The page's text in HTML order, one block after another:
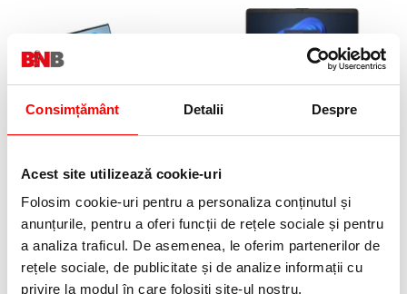
Consimțământ Detalii Despre
Acest site utilizează cookie-uri
Folosim cookie-uri pentru a personaliza conținutul și
anunțurile, pentru a oferi funcții de rețele sociale și pentru
a analiza traficul. De asemenea, le oferim partenerilor de
rețele sociale, de publicitate și de analize informații cu
privire la modul în care folosiți site-ul nostru.
16GB DDR5, 512GB SSD, 14”
WUXGA IPS 400 nits, Wi-Fi 7, IR
+ amprentă, Thunderbolt 4,
Windows 11 Pro)
(pret cu TVA)
512GB SSD, 15.6” FHD Anti-
Glare 250 nits, Wi-Fi 6, LAN,
FreeDOS)
(pret cu TVA)
NOUTATI